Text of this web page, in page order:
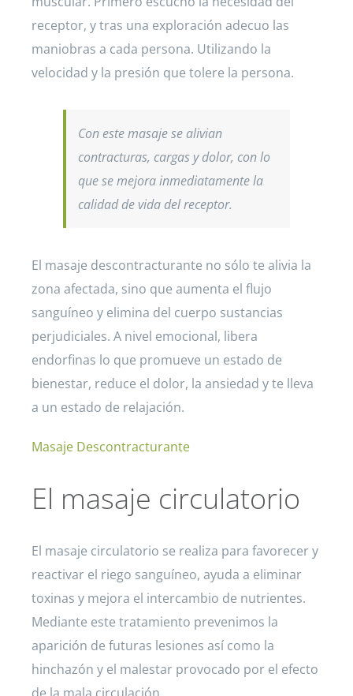
receptor, y tras una exploración adecuo las
maniobras a cada persona. Utilizando la
velocidad y la presión que tolere la persona.
Con este masaje se alivian
contracturas, cargas y dolor, con lo
que se mejora inmediatamente la
calidad de vida del receptor.
El masaje descontracturante no sólo te alivia la
zona afectada, sino que aumenta el flujo
sanguíneo y elimina del cuerpo sustancias
perjudiciales. A nivel emocional, libera
endorfinas lo que promueve un estado de
bienestar, reduce el dolor, la ansiedad y te lleva
a un estado de relajación.
Masaje Descontracturante
El masaje circulatorio
El masaje circulatorio se realiza para favorecer y
reactivar el riego sanguíneo, ayuda a eliminar
toxinas y mejora el intercambio de nutrientes.
Mediante este tratamiento prevenimos la
aparición de futuras lesiones así como la
hinchazón y el malestar provocado por el efecto